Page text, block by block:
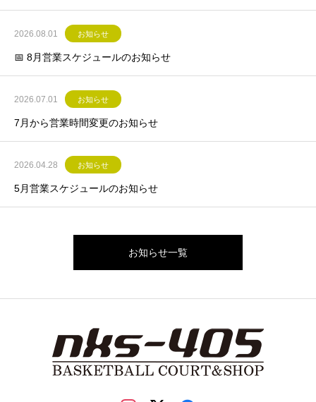
2026.08.01 お知らせ
📅 8月営業スケジュールのお知らせ
2026.07.01 お知らせ
7月から営業時間変更のお知らせ
2026.04.28 お知らせ
5月営業スケジュールのお知らせ
お知らせ一覧